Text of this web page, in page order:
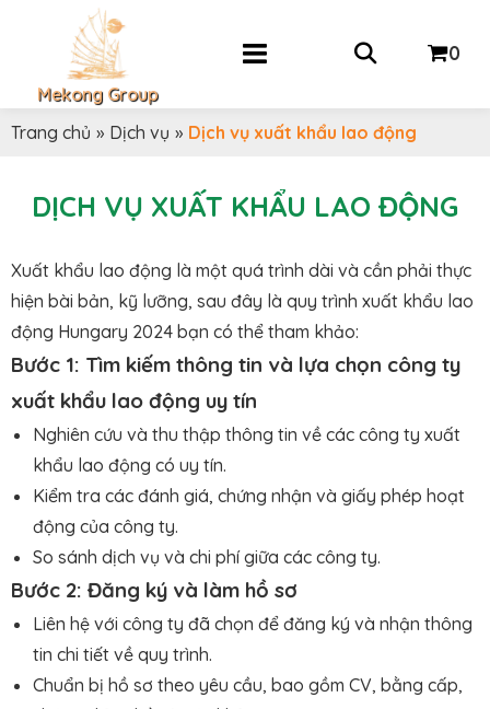
Mekong Group
0
Trang chủ » Dịch vụ » Dịch vụ xuất khẩu lao động
DỊCH VỤ XUẤT KHẨU LAO ĐỘNG
Xuất khẩu lao động là một quá trình dài và cần phải thực
hiện bài bản, kỹ lưỡng, sau đây là quy trình xuất khẩu lao
động Hungary 2024 bạn có thể tham khảo:
Bước 1: Tìm kiếm thông tin và lựa chọn công ty
xuất khẩu lao động uy tín
Nghiên cứu và thu thập thông tin về các công ty xuất
khẩu lao động có uy tín.
Kiểm tra các đánh giá, chứng nhận và giấy phép hoạt
động của công ty.
So sánh dịch vụ và chi phí giữa các công ty.
Bước 2: Đăng ký và làm hồ sơ
Liên hệ với công ty đã chọn để đăng ký và nhận thông
tin chi tiết về quy trình.
Chuẩn bị hồ sơ theo yêu cầu, bao gồm CV, bằng cấp,